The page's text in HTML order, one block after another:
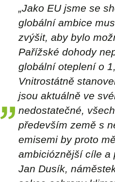
„Jako EU jsme se
globální ambice
zvýšit, aby bylo
Pařížské dohody
globální oteplení o
Vnitrostátně
jsou aktuálně ve
nedostatečné,
především země s
emisemi by proto
ambicióznější cíle a
Jan Dusík,